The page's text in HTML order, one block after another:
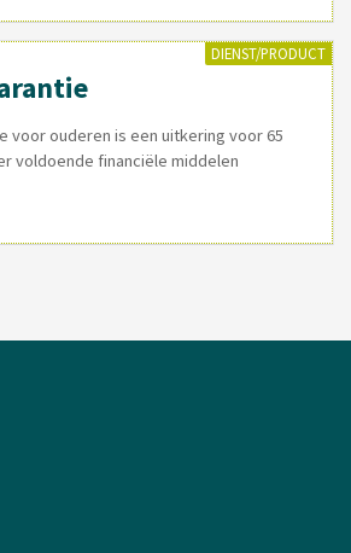
DIENST/PRODUCT
voor ouderen is een uitkering voor 65
voldoende financiële middelen